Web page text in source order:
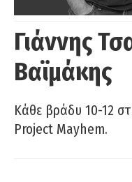
Γιάννης
Βαϊμάκης
Κάθε βράδυ 10-12
Project Mayhem.